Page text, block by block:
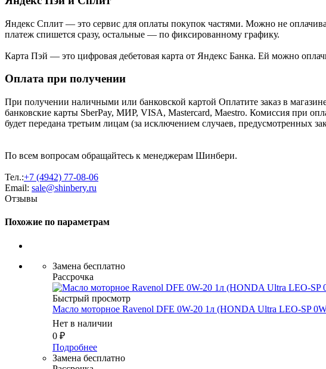
Яндекс Cплит — это сервис для оплаты покупок частями. Можно не
платеж спишется сразу, остальные — по фиксированному графику.
Карта Пэй — это цифровая дебетовая карта от Яндекс Банка. Ей можно
Оплата при получении
При получении наличными или банковской картой Оплатите заказ в
банковские карты SberPay, МИР, VISA, Mastercard, Maestro. Комиссия при
будет передана третьим лицам (за исключением случаев, предусмотренных
По всем вопросам обращайтесь к менеджерам Шинбери.
Тел.:+7 (4942) 77-08-06
Email: sale@shinbery.ru
Отзывы
Похожие по параметрам
Замена бесплатно
Рассрочка
Быстрый просмотр
Масло мотоpное Ravenol DFE 0W-20 1л (HONDA Ultra LEO-SP
Нет в наличии
0 ₽
Подробнее
Замена бесплатно